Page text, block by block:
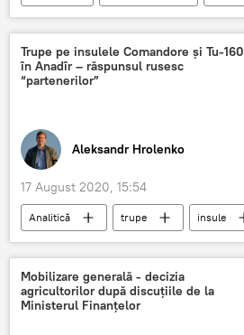
Podcasturi
Sport
Trupe pe insulele Comandore și Tu-160
în Anadîr – răspunsul rusesc
“partenerilor”
Aleksandr Hrolenko
17 August 2020, 15:54
Analitică trupe
insule
răspuns
Mobilizare generală - decizia
agricultorilor după discuțiile de la
Ministerul Finanțelor